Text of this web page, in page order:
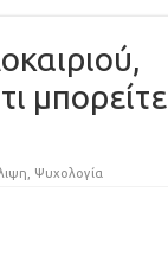
μπορείτε
Ψυχολογία